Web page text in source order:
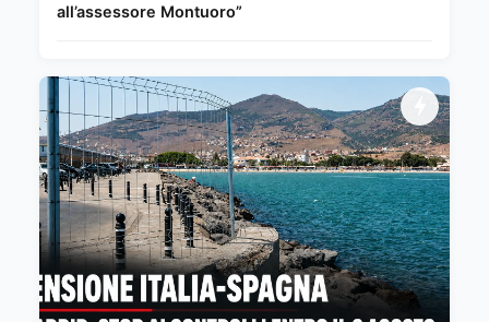
all’assessore Montuoro”